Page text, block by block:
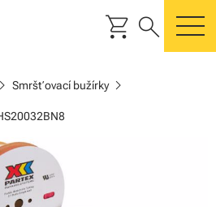
shopping_cart search
Smršťovací bužírkychevron_right